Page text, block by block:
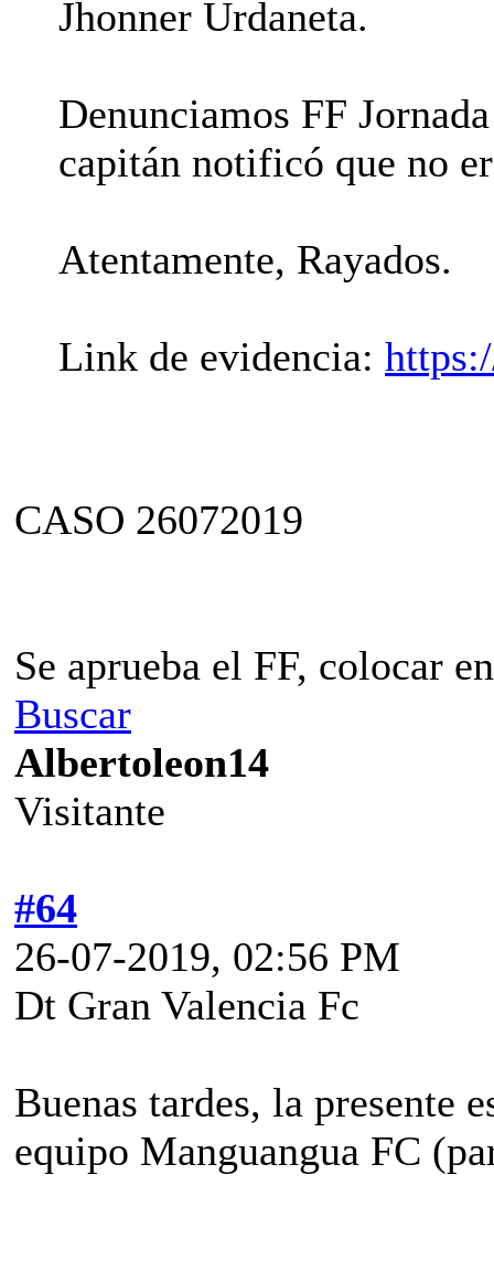
Jhonner Urdaneta.
Denunciamos FF
capitán notificó que no
Atentamente, Rayados.
Link de evidencia:
CASO 26072019
Se aprueba el FF, colocar
Buscar
Albertoleon14
Visitante
#64
26-07-2019, 02:56 PM
Dt Gran Valencia Fc
Buenas tardes, la presente
equipo Manguangua FC